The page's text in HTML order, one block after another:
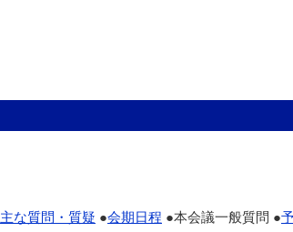
主な質問・質疑 ●会期日程 ●本会議一般質問 ●